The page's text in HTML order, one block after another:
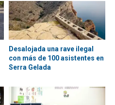
Desalojada una rave ilegal
con más de 100 asistentes en
Serra Gelada